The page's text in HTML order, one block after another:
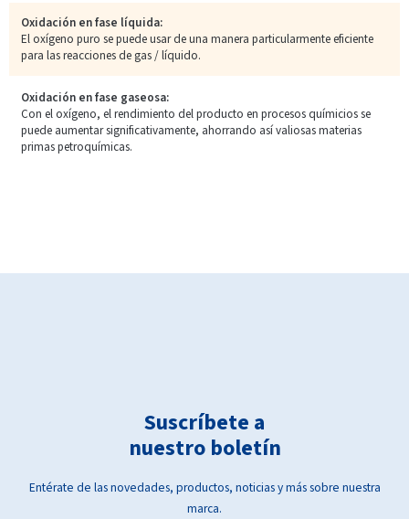
Oxidación en fase líquida:
El oxígeno puro se puede usar de una manera particularmente eficiente
para las reacciones de gas / líquido.
Oxidación en fase gaseosa:
Con el oxígeno, el rendimiento del producto en procesos químicios se
puede aumentar significativamente, ahorrando así valiosas materias
primas petroquímicas.
Suscríbete a
nuestro boletín
Entérate de las novedades, productos, noticias y más sobre nuestra
marca.